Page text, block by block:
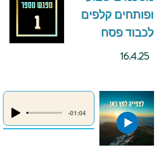
ופותחים קלפים
לכבוד פסח
16.4.25
-01:04